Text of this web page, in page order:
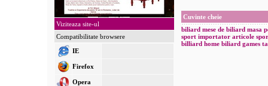
Viziteaza site-ul
Compatibilitate browsere
IE
Firefox
Opera
Cuvinte cheie
biliard mese de biliard masa
sport importator articole
billiard home biliard games